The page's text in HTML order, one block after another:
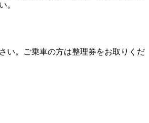
。
い。ご乗車の方は整理券をお取りくだ